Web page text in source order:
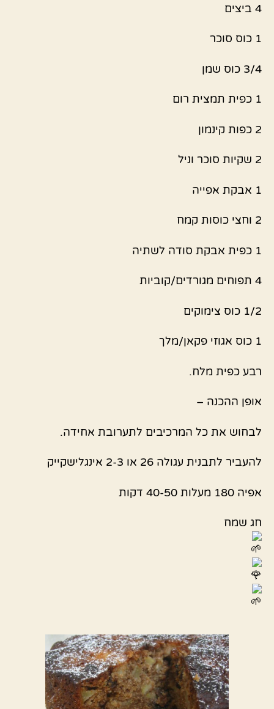
4 ביצים
1 כוס סוכר
3/4 כוס שמן
1 כפית תמצית רום
2 כפות קינמון
2 שקיות סוכר וניל
1 אבקת אפייה
2 וחצי כוסות קמח
1 כפית אבקת סודה לשתיה
4 תפוחים מגורדים/קוביות
1/2 כוס צימוקים
1 כוס אגוזי פקאן/מלך
רבע כפית מלח.
אופן ההכנה –
לבחוש את כל המרכיבים לתערובת אחידה.
להעביר לתבנית עגולה 26 או 2-3 אינגלישקייק
אפיה 180 מעלות 40-50 דקות
חג שמח